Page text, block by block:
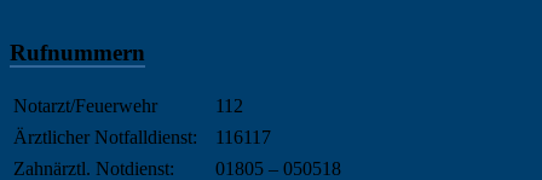
Rufnummern
Notarzt/Feuerwehr
112
Ärztlicher Notfalldienst:
116117
Zahnärztl. Notdienst:
01805 – 050518